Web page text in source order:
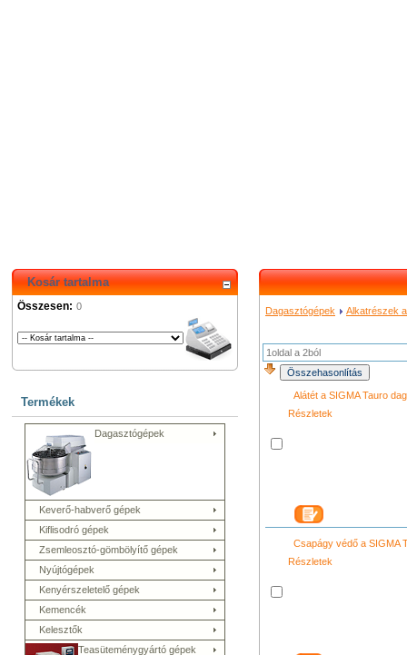
Kosár tartalma
Összesen: 0
Termékek
Dagasztógépek
Keverő-habverő gépek
Kiflisodró gépek
Zsemleosztó-gömbölyítő gépek
Nyújtógépek
Kenyérszeletelő gépek
Kemencék
Kelesztők
Teasüteménygyártó gépek
Dagasztógépek Alkatrészek
1oldal a 2ból
Alátét a SIGMA Tauro
Részletek
Csapágy védő a SIGMA
Részletek